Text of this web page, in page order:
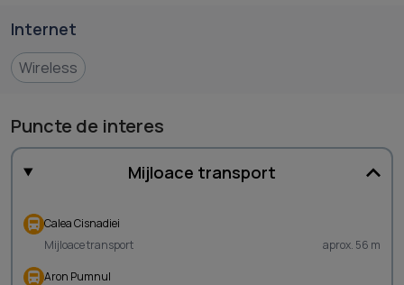
Internet
Wireless
Puncte de interes
Mijloace transport
Calea Cisnadiei
Mijloace transport
aprox. 56 m
Aron Pumnul